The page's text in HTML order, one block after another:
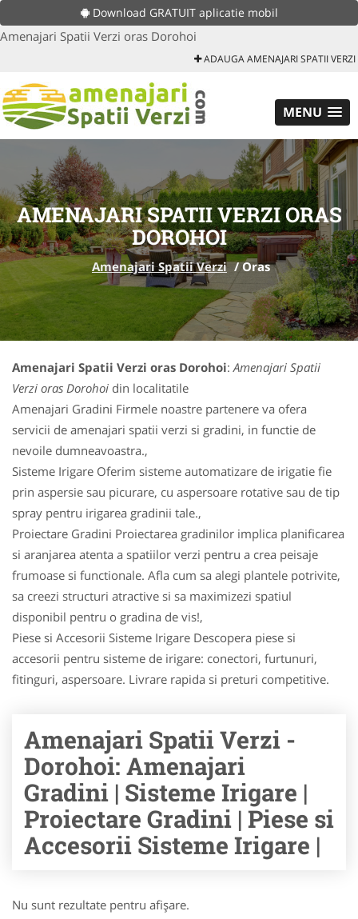
Download GRATUIT aplicatie mobil
Amenajari Spatii Verzi oras Dorohoi
ADAUGA AMENAJARI SPATII VERZI
MENU
AMENAJARI SPATII VERZI ORAS
DOROHOI
Amenajari Spatii Verzi /Oras
Amenajari Spatii Verzi oras Dorohoi:Amenajari Spatii
Verzi oras Dorohoi din localitatile
Amenajari Gradini Firmele noastre partenere va ofera
servicii de amenajari spatii verzi si gradini, in functie de
nevoile dumneavoastra.,
Sisteme Irigare Oferim sisteme automatizare de irigatie fie
prin aspersie sau picurare, cu aspersoare rotative sau de tip
spray pentru irigarea gradinii tale.,
Proiectare Gradini Proiectarea gradinilor implica planificarea
si aranjarea atenta a spatiilor verzi pentru a crea peisaje
frumoase si functionale. Afla cum sa alegi plantele potrivite,
sa creezi structuri atractive si sa maximizezi spatiul
disponibil pentru o gradina de vis!,
Piese si Accesorii Sisteme Irigare Descopera piese si
accesorii pentru sisteme de irigare: conectori, furtunuri,
fitinguri, aspersoare. Livrare rapida si preturi competitive.
Amenajari Spatii Verzi -
Dorohoi: Amenajari
Gradini | Sisteme Irigare |
Proiectare Gradini | Piese si
Accesorii Sisteme Irigare |
Nu sunt rezultate pentru afişare.